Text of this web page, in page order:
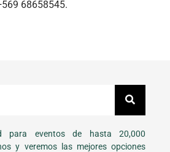
68658545.
para eventos de hasta 20,000
y veremos las mejores opciones